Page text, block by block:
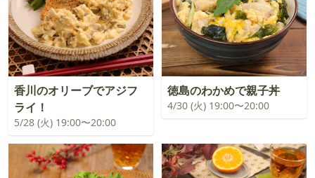
香川のオリーブでアジフ
ライ！
5/28 (火) 19:00〜20:00
徳島のわかめで親子丼
4/30 (火) 19:00〜20:00